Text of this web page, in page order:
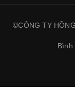
©CÔNG TY
Bình